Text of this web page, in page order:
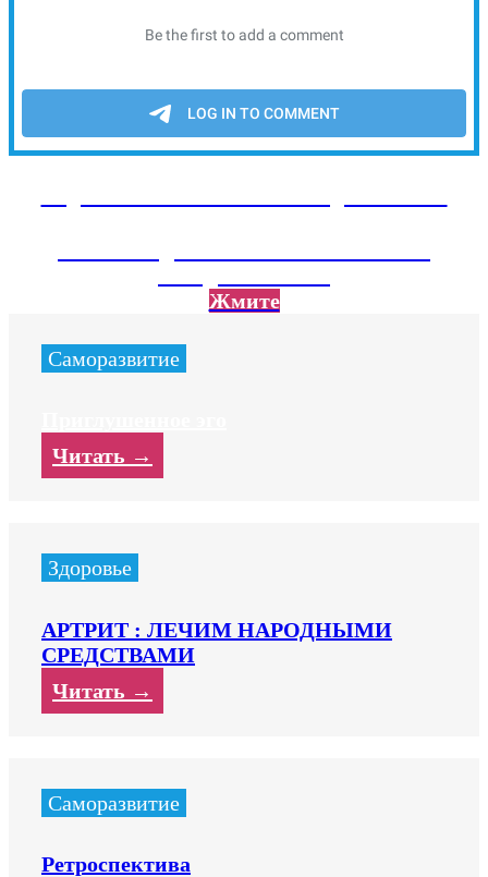
Жмите
Саморазвитие
Читать →
Здоровье
АРТРИТ : ЛЕЧИМ НАРОДНЫМИ
СРЕДСТВАМИ
Читать →
Саморазвитие
Ретроспектива